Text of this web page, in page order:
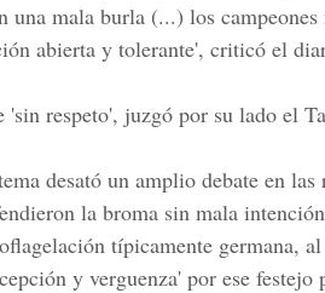
una mala burla (...) los
abierta y tolerante', criticó el
'sin respeto', juzgó por su lado el
desató un amplio debate en
la broma sin mala
típicamente germana,
y verguenza' por ese